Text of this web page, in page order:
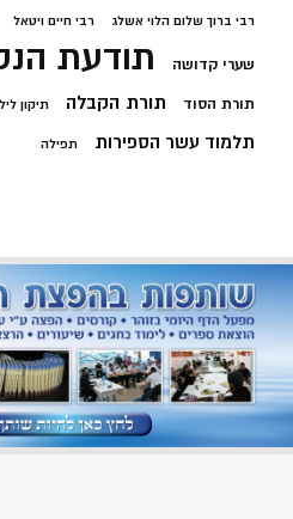
רבי ברוך שלום הלוי אשלג רבי חיים ויטאל
שערי קדושה תודעת
תורת הסוד תורת הקבלה תיקון
תלמוד עשר הספירות תפילה